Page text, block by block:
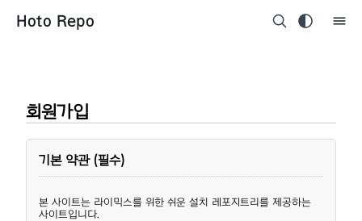
Hoto Repo
회원가입
기본 약관 (필수)
본 사이트는 라이믹스를 위한 쉬운 설치 레포지트리를 제공하는
사이트입니다.